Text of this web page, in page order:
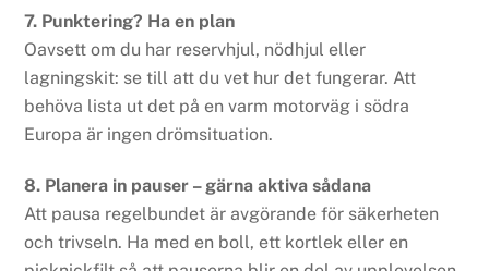
7. Punktering? Ha en plan
Oavsett om du har reservhjul, nödhjul eller
lagningskit: se till att du vet hur det fungerar. Att
behöva lista ut det på en varm motorväg i södra
Europa är ingen drömsituation.
8. Planera in pauser – gärna aktiva sådana
Att pausa regelbundet är avgörande för säkerheten
och trivseln. Ha med en boll, ett kortlek eller en